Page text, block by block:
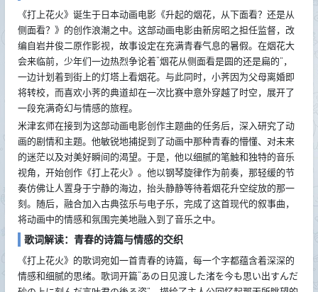
《打上花火》诞生于日本动画电影《升起的烟花，从下面看？还是从
侧面看？》的创作浪潮之中。这部动画电影由新房昭之担任监督，改
编自岩井俊二原作影视，故事设定在充满青春气息的暑假。在烟花大
会来临前，少年们一边热烈争论着“烟花从侧面看是圆的还是扁的”，
一边计划着到街上的灯塔上看烟花。与此同时，小荠因为父母离婚即
将转校，而喜欢小荠的典道却在一次比赛中意外穿越了时空，展开了
一段充满奇幻与情感的旅程。
米津玄师在接到为这部动画电影创作主题曲的任务后，深入研究了动
画的剧情和主题。他敏锐地捕捉到了动画中那种青春的懵懂、对未来
的迷茫以及对美好瞬间的渴望。于是，他以细腻的笔触和独特的音乐
视角，开始创作《打上花火》。他以钢琴旋律作为前奏，那轻缓的节
奏仿佛让人置身于宁静的海边，抬头静静等待着烟花升空绽放的那一
刻。随后，融合加入古典弦乐与电子乐，完成了这首现代的叙事曲，
将动画中的情感和氛围完美地融入到了音乐之中。
歌词解读：青春的诗篇与情感的交织
《打上花火》的歌词宛如一首青春的诗篇，每一个字都蕴含着深深的
情感和细腻的思绪。歌词开篇“あの日见渡した渚を今も思い出すんだ